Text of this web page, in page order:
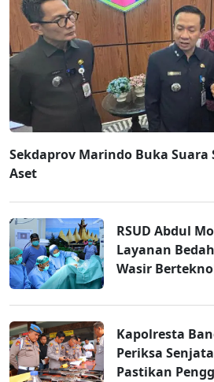
Sekdaprov Marindo Buka Suara
Aset
RSUD Abdul
Layanan
Wasir
Kapolresta
Periksa
Pastikan